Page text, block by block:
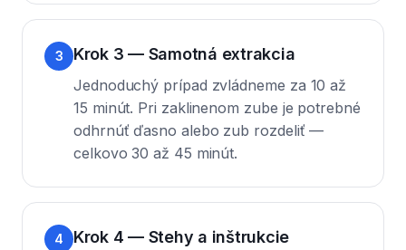
3 Krok 3 — Samotná extrakcia
Jednoduchý prípad zvládneme za 10 až
15 minút. Pri zaklinenom zube je potrebné
odhrnúť ďasno alebo zub rozdeliť —
celkovo 30 až 45 minút.
4 Krok 4 — Stehy a inštrukcie